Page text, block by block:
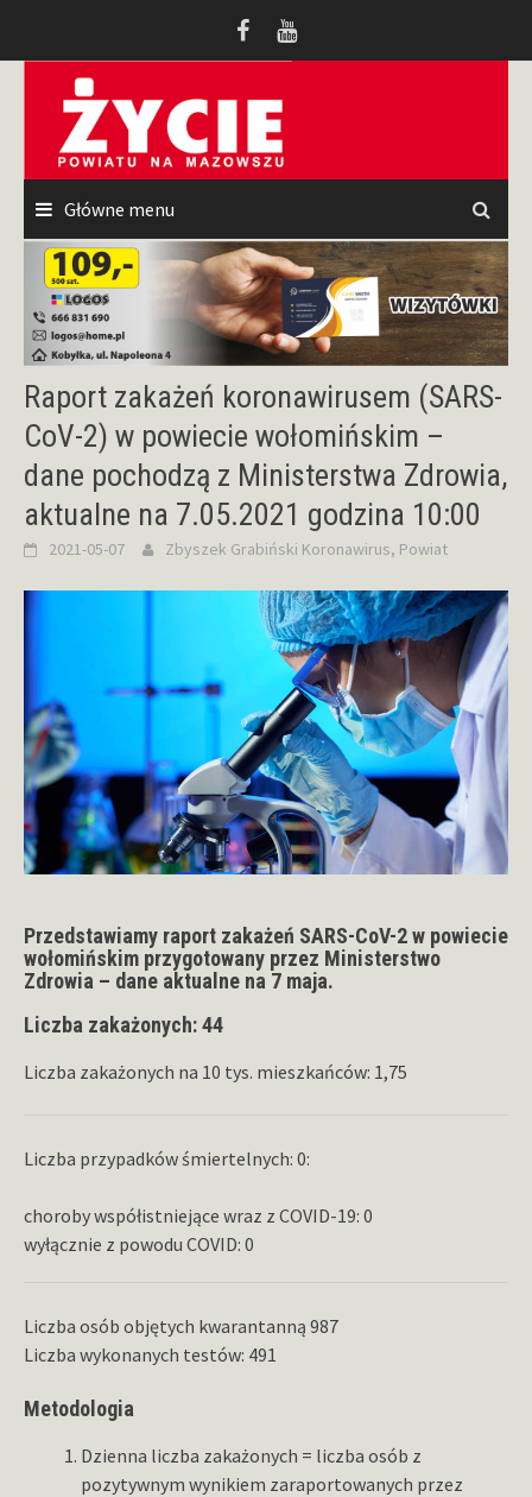
Główne menu
Raport zakażeń koronawirusem (SARS-
CoV-2) w powiecie wołomińskim –
dane pochodzą z Ministerstwa Zdrowia,
aktualne na 7.05.2021 godzina 10:00
2021-05-07 Zbyszek Grabiński Koronawirus, Powiat
Przedstawiamy raport zakażeń SARS-CoV-2 w powiecie
wołomińskim przygotowany przez Ministerstwo
Zdrowia – dane aktualne na 7 maja.
Liczba zakażonych: 44
Liczba zakażonych na 10 tys. mieszkańców: 1,75
Liczba przypadków śmiertelnych: 0:
choroby współistniejące wraz z COVID-19: 0
wyłącznie z powodu COVID: 0
Liczba osób objętych kwarantanną 987
Liczba wykonanych testów: 491
Metodologia
Dzienna liczba zakażonych = liczba osób z
pozytywnym wynikiem zaraportowanych przez